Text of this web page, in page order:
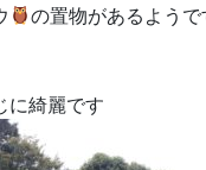
の置物があるようで
に綺麗です